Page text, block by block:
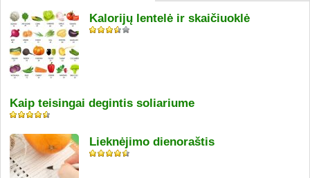
Kalorijų lentelė ir skaičiuoklė
Kaip teisingai degintis soliariume
Lieknėjimo dienoraštis